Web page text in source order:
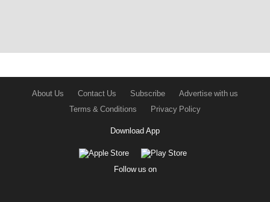
About Us Contact Us Subscribe
Advertise with us
Terms & Conditions
Privacy Policy
Download App
Follow us on